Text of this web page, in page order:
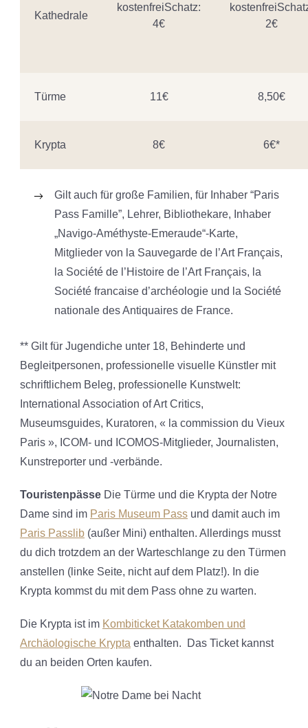
Kathedrale
kostenfreiSchatz:
4€
2€
Türme 11€ 8,50€
Krypta 8€ 6€*
Gilt auch für große Familien, für Inhaber “Paris
Pass Famille”, Lehrer, Bibliothekare, Inhaber
„Navigo-Améthyste-Emeraude“-Karte,
Mitglieder von la Sauvegarde de l’Art Français,
la Société de l’Histoire de l’Art Français, la
Société francaise d’archéologie und la Société
nationale des Antiquaires de France.
** Gilt für Jugendiche unter 18, Behinderte und
Begleitpersonen, professionelle visuelle Künstler mit
schriftlichem Beleg, professionelle Kunstwelt:
International Association of Art Critics,
Museumsguides, Kuratoren, « la commission du Vieux
Paris », ICOM- und ICOMOS-Mitglieder, Journalisten,
Kunstreporter und -verbände.
Touristenpässe Die Türme und die Krypta der Notre
Dame sind im Paris Museum Pass und damit auch im
Paris Passlib (außer Mini) enthalten. Allerdings musst
du dich trotzdem an der Warteschlange zu den Türmen
anstellen (linke Seite, nicht auf dem Platz!). In die
Krypta kommst du mit dem Pass ohne zu warten.
Die Krypta ist im Kombiticket Katakomben und
Archäologische Krypta enthalten. Das Ticket kannst
du an beiden Orten kaufen.